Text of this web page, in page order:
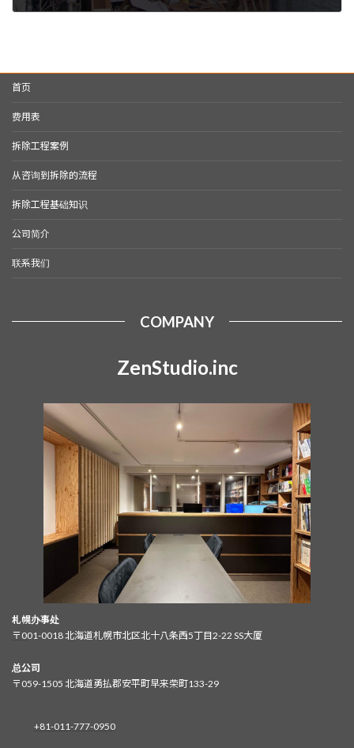
首页
费用表
拆除工程案例
从咨询到拆除的流程
拆除工程基础知识
公司简介
联系我们
COMPANY
ZenStudio.inc
札幌办事处
〒001-0018 北海道札幌市北区北十八条西5丁目2-22 SS大厦
总公司
〒059-1505 北海道勇払郡安平町早来荣町133-29
+81-011-777-0950